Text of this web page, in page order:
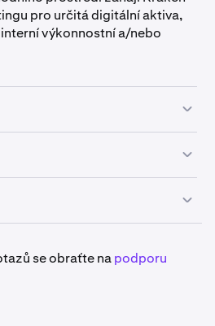
pro určitá digitální aktiva,
výkonnostní a/nebo
k delistingu:
TVK, TUSD, MOVE
Obchodování a vklady pro výše
zakázányve 14:00 UTC.
pro dotčená aktiva budou
prosince 2025.
se obraťte napodporu